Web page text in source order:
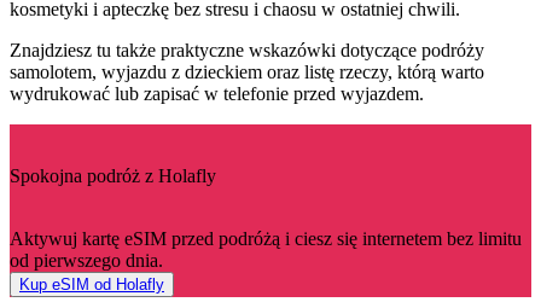
kosmetyki i apteczkę bez stresu i chaosu w ostatniej chwili.
Znajdziesz tu także praktyczne wskazówki dotyczące podróży
samolotem, wyjazdu z dzieckiem oraz listę rzeczy, którą warto
wydrukować lub zapisać w telefonie przed wyjazdem.
Spokojna podróż z Holafly
Aktywuj kartę eSIM przed podróżą i ciesz się internetem bez limitu
od pierwszego dnia.
Kup eSIM od Holafly